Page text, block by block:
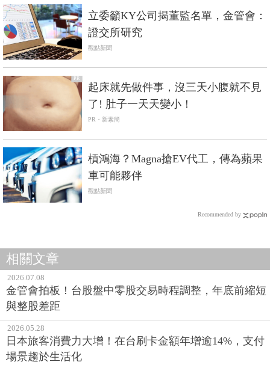
立委籲KY公司揭董監名單，金管會：
證交所研究
觀點新聞
PR
起床就先做件事，沒三天小腹就不見
了! 肚子一天天變小！
PR・新素簡
槓鴻海？Magna搶EV代工，傳為蘋果
車可能夥伴
觀點新聞
Recommended by
相關文章
2026.07.08
金管會拍板！台股盤中零股交易時程調整，年底前縮短
與整股差距
2026.05.28
日本旅客消費力大增！在台刷卡金額年增逾14%，支付
場景趨於生活化